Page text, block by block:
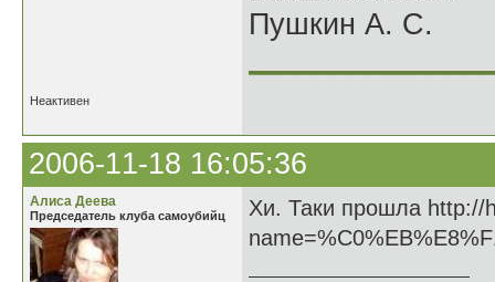
Пушкин А. С.
Неактивен
2006-11-18 16:05:36
Алиса Деева
Председатель клуба самоубийц
Хи. Таки прошла http://